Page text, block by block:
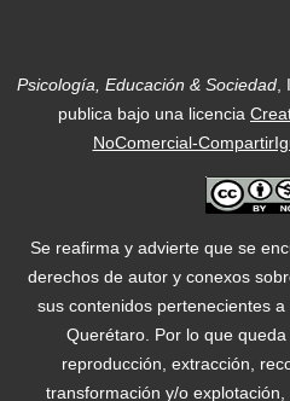
Psicología, Educación & Sociedad,
publica bajo una licencia
NoComercial-
Se reafirma y advierte que se
derechos de autor y conexos
sus contenidos pertenecientes
Querétaro. Por lo que
reproducción, extracción,
transformación y/o